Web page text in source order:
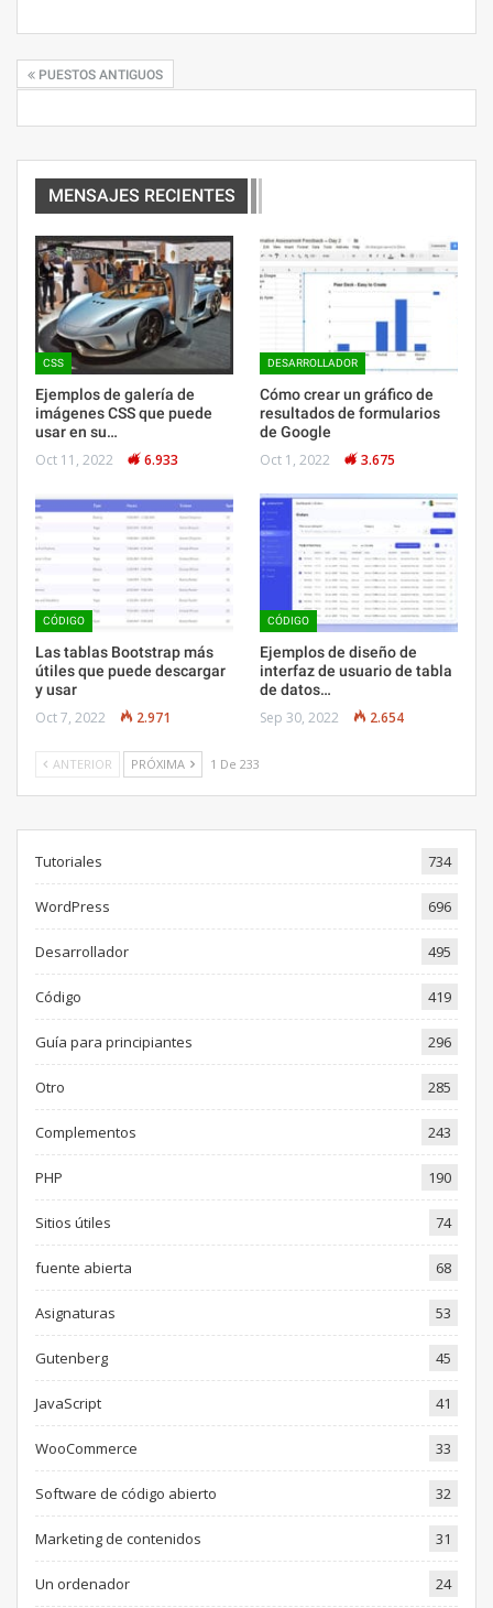
PUESTOS ANTIGUOS
MENSAJES RECIENTES
CSS
Ejemplos de galería de
imágenes CSS que puede
usar en su…
Oct 11, 2022 6.933
DESARROLLADOR
Cómo crear un gráfico de
resultados de formularios
de Google
Oct 1, 2022 3.675
CÓDIGO
Las tablas Bootstrap más
útiles que puede descargar
y usar
Oct 7, 2022 2.971
CÓDIGO
Ejemplos de diseño de
interfaz de usuario de tabla
de datos…
Sep 30, 2022 2.654
ANTERIOR PRÓXIMA 1 De 233
Tutoriales 734
WordPress 696
Desarrollador 495
Código 419
Guía para principiantes 296
Otro 285
Complementos 243
PHP 190
Sitios útiles 74
fuente abierta 68
Asignaturas 53
Gutenberg 45
JavaScript 41
WooCommerce 33
Software de código abierto 32
Marketing de contenidos 31
Un ordenador 24